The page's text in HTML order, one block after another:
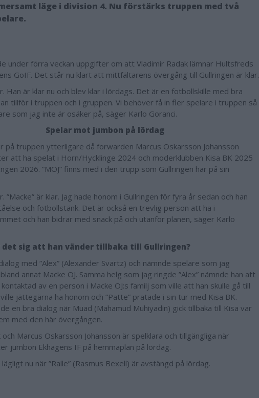
läge i division 4. Nu förstärks truppen med två
under förra veckan uppgifter om att Vladimir Radak lämnar Hultsfreds
GoIF. Det står nu klart att mittfältarens övergång till Gullringen är klar.
Han är klar nu och blev klar i lördags. Det är en fotbollskille med bra
tillför i truppen och i gruppen. Vi behöver få in fler spelare i truppen så
som jag inte är osäker på, säger Karlo Goranci.
Spelar mot jumbon på lördag
på truppen ytterligare då forwarden Marcus Oskarsson Johansson
att ha spelat i Horn/Hycklinge 2024 och moderklubben Kisa BK 2025
2026. ”MOJ” finns med i den trupp som Gullringen har på sin
”Macke” är klar. Jag hade honom i Gullringen för fyra år sedan och han
och fotbollstänk. Det är också en trevlig person att ha i
och han bidrar med snack på och utanför planen, säger Karlo
det sig att han vänder tillbaka till Gullringen?
med ”Alex” (Alexander Svartz) och nämnde spelare som jag
annat Macke OJ. Samma helg som jag ringde ”Alex” nämnde han att
av en person i Macke OJ:s familj som ville att han skulle gå till
ville jättegärna ha honom och ”Patte” pratade i sin tur med Kisa BK.
en bra dialog när Muad (Mahamud Muhiyadin) gick tillbaka till Kisa var
med den här övergången.
och Marcus Oskarsson Johansson är spelklara och tillgängliga när
jumbon Ekhagens IF på hemmaplan på lördag.
nu när ”Ralle” (Rasmus Bexell) är avstängd på lördag.